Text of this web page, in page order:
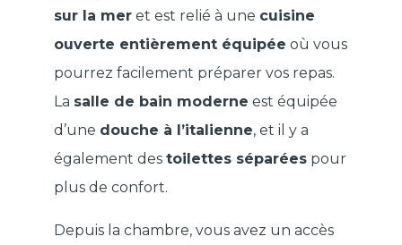
sur la mer et est relié à une cuisine
ouverte entièrement équipée où vous
pourrez facilement préparer vos repas.
La salle de bain moderne est équipée
d’une douche à l’italienne, et il y a
également des toilettes séparées pour
plus de confort.
Depuis la chambre, vous avez un accès